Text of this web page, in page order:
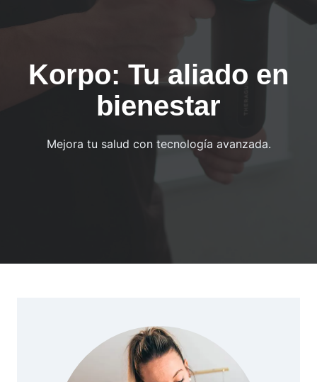
Korpo: Tu aliado en
bienestar
Mejora tu salud con tecnología avanzada.